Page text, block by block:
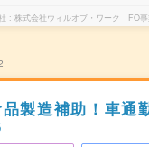
株式会社ウィルオブ・ワーク FO事
製造補助！車通